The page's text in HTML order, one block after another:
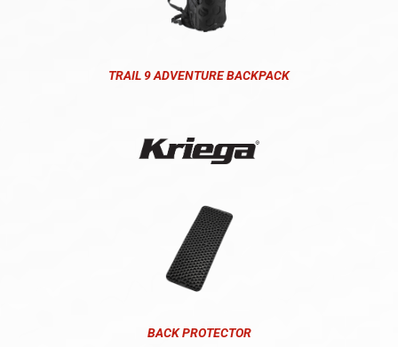
TRAIL 9 ADVENTURE BACKPACK
BACK PROTECTOR